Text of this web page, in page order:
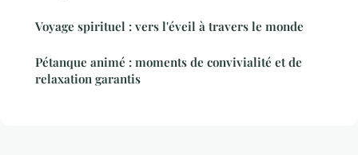
Voyage spirituel : vers l'éveil à travers le monde
Pétanque animé : moments de convivialité et de
relaxation garantis